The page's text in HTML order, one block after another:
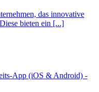
das innovative
bieten ein [...]
App (iOS & Android) -